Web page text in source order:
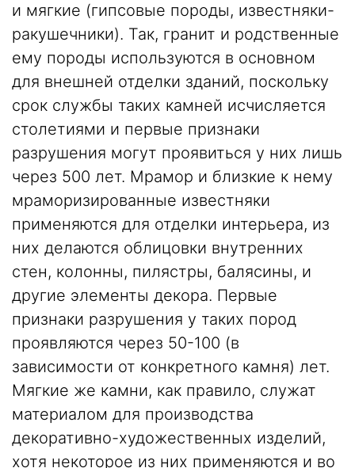
и мягкие (гипсовые породы, известняки-
ракушечники). Так, гранит и родственные
ему породы используются в основном
для внешней отделки зданий, поскольку
срок службы таких камней исчисляется
столетиями и первые признаки
разрушения могут проявиться у них лишь
через 500 лет. Мрамор и близкие к нему
мраморизированные известняки
применяются для отделки интерьера, из
них делаются облицовки внутренних
стен, колонны, пилястры, балясины, и
другие элементы декора. Первые
признаки разрушения у таких пород
проявляются через 50-100 (в
зависимости от конкретного камня) лет.
Мягкие же камни, как правило, служат
материалом для производства
декоративно-художественных изделий,
хотя некоторое из них применяются и во